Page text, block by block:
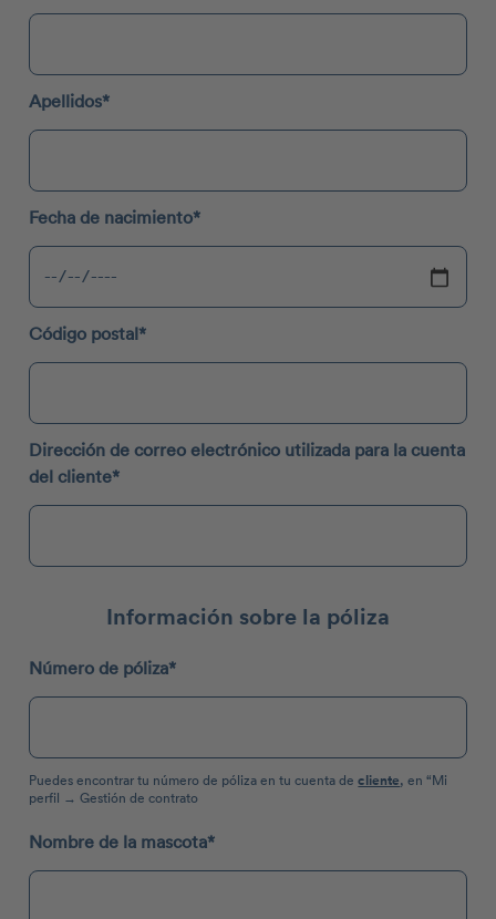
Apellidos*
Fecha de nacimiento*
Código postal*
Dirección de correo electrónico utilizada para la cuenta
del cliente*
Información sobre la póliza
Número de póliza*
Puedes encontrar tu número de póliza en tu cuenta decliente, en “Mi
perfil → Gestión de contrato
Nombre de la mascota*